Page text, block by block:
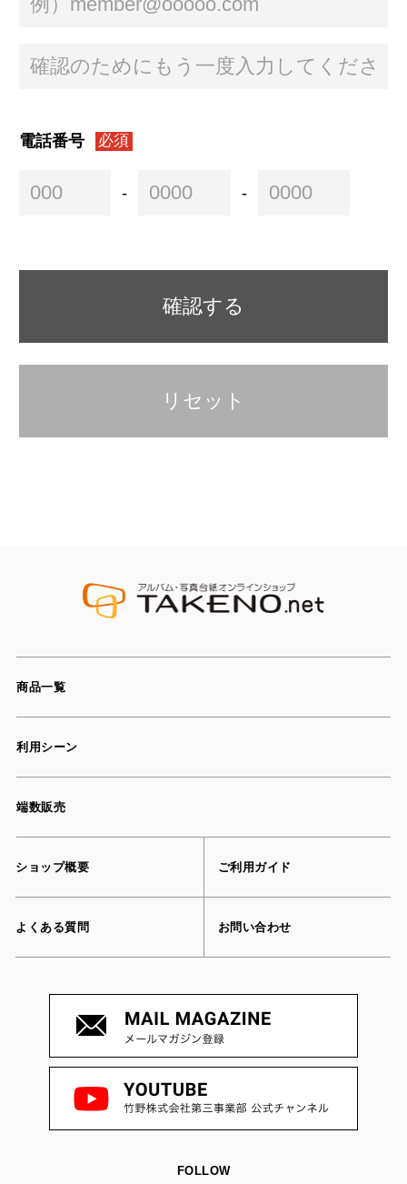
電話番号 必須
- -
リセット
確認する
商品一覧
利用シーン
端数販売
ショップ概要 ご利用ガイド
よくある質問 お問い合わせ
FOLLOW